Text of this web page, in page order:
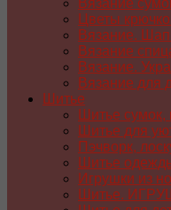
Вязание
Цветы
Вязание.
Вязание
Вязание.
Вязание для
Шитье
Шитье
Шитье для
Пэчворк,
Шитье
Игрушки из
Шитье.